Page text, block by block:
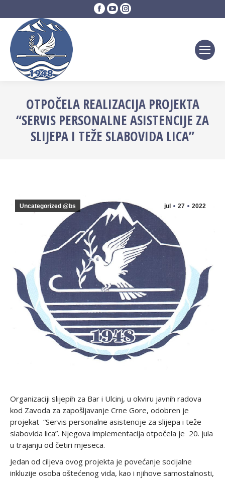
Facebook
page
YouTube
page
Instagram
page
OTPOČELA REALIZACIJA PROJEKTA
“SERVIS PERSONALNE ASISTENCIJE ZA
SLIJEPA I TEŽE SLABOVIDA LICA”
jul 27 2022
Uncategorized @bs
Organizaciji slijepih za Bar i Ulcinj, u okviru javnih radova
kod Zavoda za zapošljavanje Crne Gore, odobren je
projekat “Servis personalne asistencije za slijepa i teže
slabovida lica”. Njegova implementacija otpočela je 20. jula
u trajanju od četiri mjeseca.
Jedan od ciljeva ovog projekta je povećanje socijalne
inkluzije osoba oštećenog vida, kao i njihove samostalnosti,